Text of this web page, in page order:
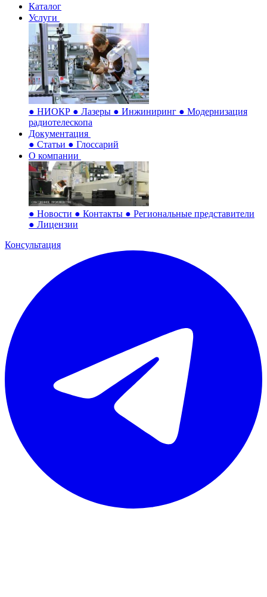
Каталог
Услуги
● НИОКР ● Лазеры ● Инжиниринг ● Модернизация
радиотелескопа
Документация
● Статьи ● Глоссарий
О компании
● Новости ● Контакты ● Региональные представители
● Лицензии
Консультация